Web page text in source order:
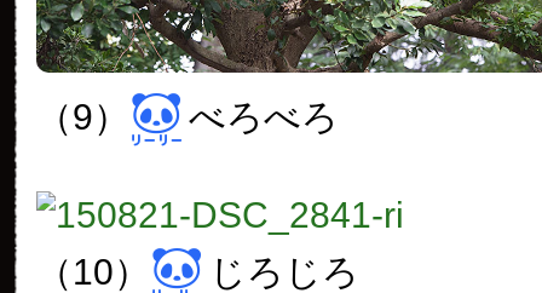
（9） べろべろ
（10） じろじろ